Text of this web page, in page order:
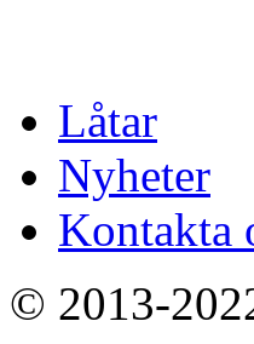
Låtar
Nyheter
Kontakta
© 2013-